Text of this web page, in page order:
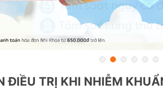
ĐIỀU TRỊ KHI NHIỄM